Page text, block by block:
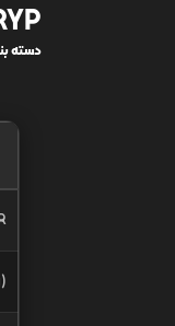
دسته